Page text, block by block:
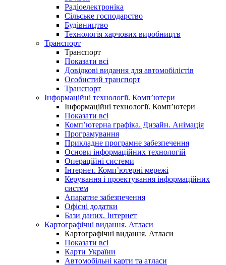
Радіоелектроніка
Сільське господарство
Будівництво
Технологія харчових виробництв
Транспорт
Транспорт
Показати всі
Довідкові видання для автомобілістів
Особистий транспорт
Транспорт
Інформаційні технології. Комп’ютери
Інформаційні технології. Комп’ютери
Показати всі
Комп’ютерна графіка. Дизайн. Анімація
Програмування
Прикладне програмне забезпечення
Основи інформаційних технологій
Операційні системи
Інтернет. Комп’ютерні мережі
Керування і проектування інформаційних
систем
Апаратне забезпечення
Офісні додатки
Бази даних. Інтернет
Картографічні видання. Атласи
Картографічні видання. Атласи
Показати всі
Карти України
Автомобільні карти та атласи